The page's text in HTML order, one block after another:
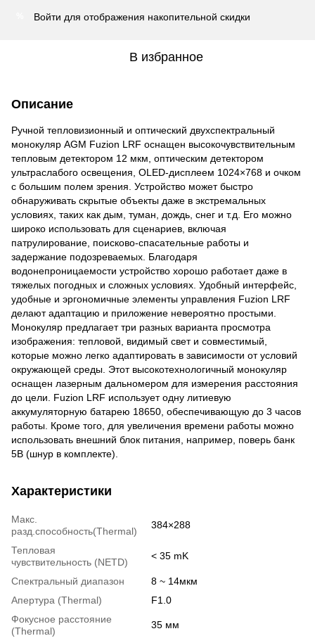
Войти для отображения накопительной скидки
В избранное
Описание
Ручной тепловизионный и оптический двухспектральный
монокуляр AGM Fuzion LRF оснащен высокочувствительным
тепловым детектором 12 мкм, оптическим детектором
ультраслабого освещения, OLED-дисплеем 1024×768 и очком
с большим полем зрения. Устройство может быстро
обнаруживать скрытые объекты даже в экстремальных
условиях, таких как дым, туман, дождь, снег и т.д. Его можно
широко использовать для сценариев, включая
патрулирование, поисково-спасательные работы и
задержание подозреваемых. Благодаря
водонепроницаемости устройство хорошо работает даже в
тяжелых погодных и сложных условиях. Удобный интерфейс,
удобные и эргономичные элементы управления Fuzion LRF
делают адаптацию и приложение невероятно простыми.
Монокуляр предлагает три разных варианта просмотра
изображения: тепловой, видимый свет и совместимый,
которые можно легко адаптировать в зависимости от условий
окружающей среды. Этот высокотехнологичный монокуляр
оснащен лазерным дальномером для измерения расстояния
до цели. Fuzion LRF использует одну литиевую
аккумуляторную батарею 18650, обеспечивающую до 3 часов
работы. Кроме того, для увеличения времени работы можно
использовать внешний блок питания, например, поверь банк
5В (шнур в комплекте).
Характеристики
Макс.
разд.способность(Thermal)
384×288
Тепловая
чувствительность (NETD)
< 35 mK
Спектральный диапазон
8 ~ 14мкм
Апертура (Thermal)
F1.0
Фокусное расстояние
(Thermal)
35 мм